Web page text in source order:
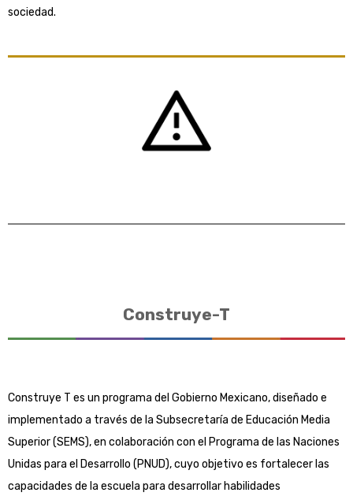
sociedad.
Construye-T
Construye T es un programa del Gobierno Mexicano, diseñado e
implementado a través de la Subsecretaría de Educación Media
Superior (SEMS), en colaboración con el Programa de las Naciones
Unidas para el Desarrollo (PNUD), cuyo objetivo es fortalecer las
capacidades de la escuela para desarrollar habilidades